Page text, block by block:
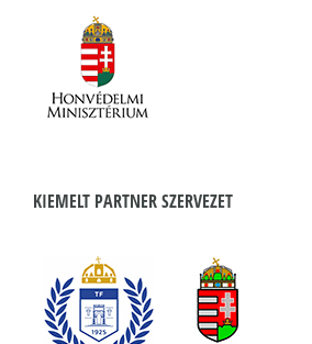
KIEMELT PARTNER SZERVEZET